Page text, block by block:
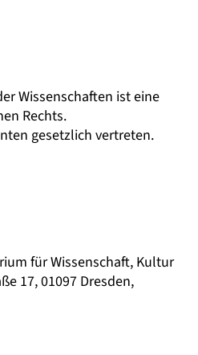
Wissenschaften ist eine
Rechts.
gesetzlich vertreten.
für Wissenschaft, Kultur
17, 01097 Dresden,